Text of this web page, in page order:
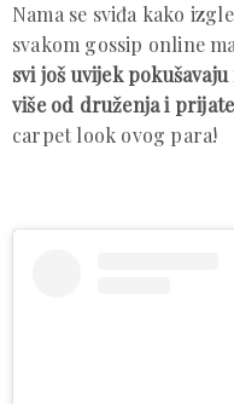
Nama se sviđa kako
svakom gossip online
svi još uvijek
više od druženja i
carpet look ovog para!